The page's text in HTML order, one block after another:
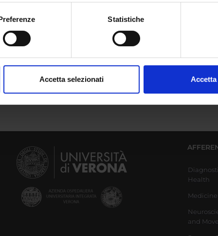
geografica, con un'approssimazione di qualche
momento dalla Dichiarazione sui cookie.
Statistiche
Accetta selezionati
Health
Medicine
and